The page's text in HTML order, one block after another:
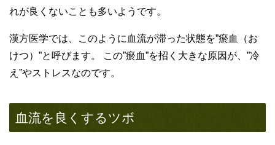
れが良くないことも多いようです。
漢方医学では、このように血流が滞った状態を”瘀血（お
けつ）”と呼びます。 この”瘀血”を招く大きな原因が、”冷
え”やストレスなのです。
血流を良くするツボ